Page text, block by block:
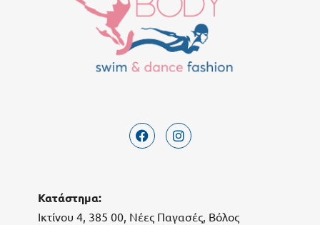
Κατάστημα:
Ικτίνου 4, 385 00, Νέες Παγασές, Βόλος